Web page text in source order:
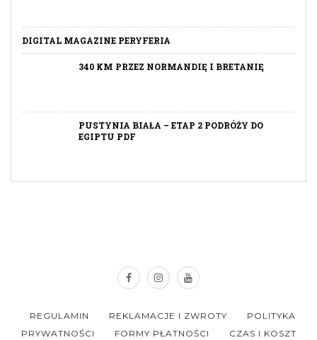
DIGITAL MAGAZINE PERYFERIA
340 KM PRZEZ NORMANDIĘ I BRETANIĘ
PUSTYNIA BIAŁA – ETAP 2 PODRÓŻY DO
EGIPTU PDF
REGULAMIN REKLAMACJE I ZWROTY
POLITYKA
PRYWATNOŚCI
FORMY PŁATNOŚCI
CZAS I KOSZT